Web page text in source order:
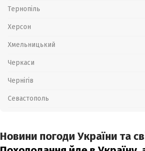
Тернопіль
Херсон
Хмельницький
Черкаси
Чернігів
Севастополь
Новини погоди України та